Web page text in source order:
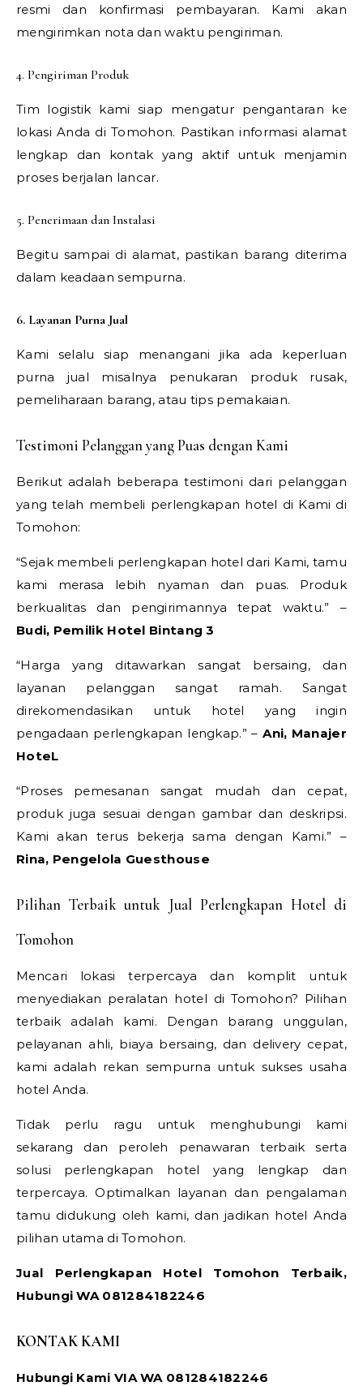
resmi dan konfirmasi pembayaran. Kami akan
mengirimkan nota dan waktu pengiriman.
4. Pengiriman Produk
Tim logistik kami siap mengatur pengantaran ke
lokasi Anda di Tomohon. Pastikan informasi alamat
lengkap dan kontak yang aktif untuk menjamin
proses berjalan lancar.
5. Penerimaan dan Instalasi
Begitu sampai di alamat, pastikan barang diterima
dalam keadaan sempurna.
6. Layanan Purna Jual
Kami selalu siap menangani jika ada keperluan
purna jual misalnya penukaran produk rusak,
pemeliharaan barang, atau tips pemakaian.
Testimoni Pelanggan yang Puas dengan Kami
Berikut adalah beberapa testimoni dari pelanggan
yang telah membeli perlengkapan hotel di Kami di
Tomohon:
“Sejak membeli perlengkapan hotel dari Kami, tamu
kami merasa lebih nyaman dan puas. Produk
berkualitas dan pengirimannya tepat waktu.” –
Budi, Pemilik Hotel Bintang 3
“Harga yang ditawarkan sangat bersaing, dan
layanan pelanggan sangat ramah. Sangat
direkomendasikan untuk hotel yang ingin
pengadaan perlengkapan lengkap.” –Ani, Manajer
HoteL
“Proses pemesanan sangat mudah dan cepat,
produk juga sesuai dengan gambar dan deskripsi.
Kami akan terus bekerja sama dengan Kami.” –
Rina, Pengelola Guesthouse
Pilihan Terbaik untuk Jual Perlengkapan Hotel di
Tomohon
Mencari lokasi terpercaya dan komplit untuk
menyediakan peralatan hotel di Tomohon? Pilihan
terbaik adalah kami. Dengan barang unggulan,
pelayanan ahli, biaya bersaing, dan delivery cepat,
kami adalah rekan sempurna untuk sukses usaha
hotel Anda.
Tidak perlu ragu untuk menghubungi kami
sekarang dan peroleh penawaran terbaik serta
solusi perlengkapan hotel yang lengkap dan
terpercaya. Optimalkan layanan dan pengalaman
tamu didukung oleh kami, dan jadikan hotel Anda
pilihan utama di Tomohon.
Jual Perlengkapan Hotel Tomohon Terbaik,
Hubungi WA 081284182246
KONTAK KAMI
Hubungi Kami VIA WA 081284182246